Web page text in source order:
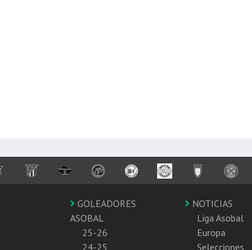
GOLEADORES
ASOBAL
25-26
24-25
NOTICIAS
Liga Asobal
Europa
Selecciones